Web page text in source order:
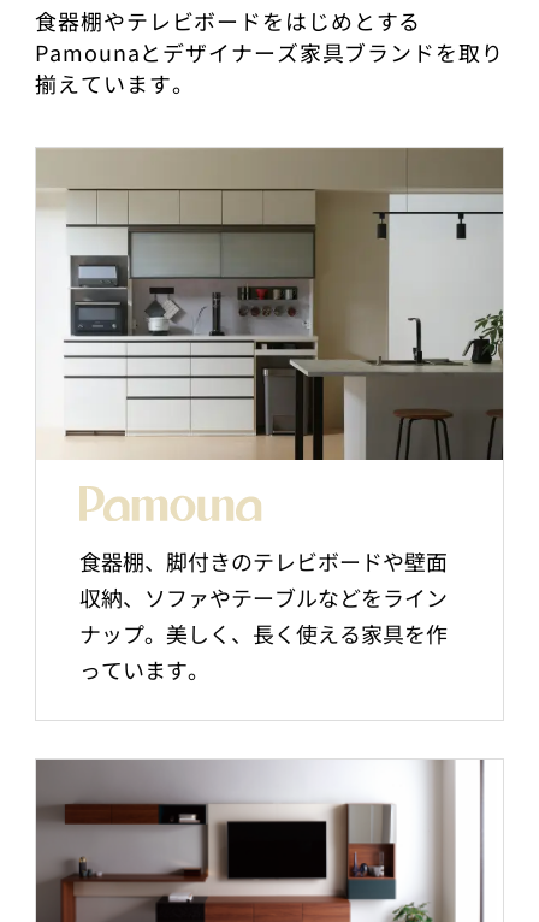
食器棚やテレビボードをはじめとする
Pamounaとデザイナーズ家具ブランドを取り
揃えています。
食器棚、脚付きのテレビボードや壁面
収納、ソファやテーブルなどをライン
ナップ。美しく、長く使える家具を作
っています。